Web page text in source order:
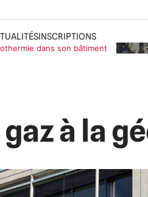
INSCRIPTIONS
dans son bâtiment
à la